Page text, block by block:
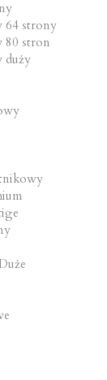
64 strony
80 stron
duży